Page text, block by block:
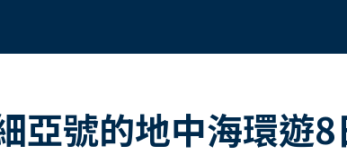
亞號的地中海環遊